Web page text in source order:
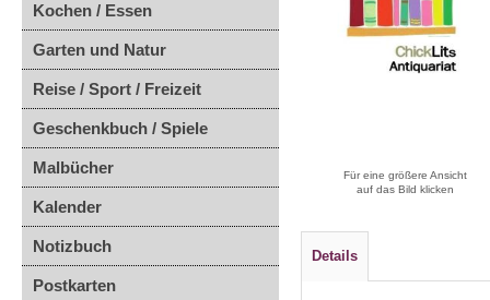
Kochen / Essen
Garten und Natur
Reise / Sport / Freizeit
Geschenkbuch / Spiele
Malbücher
Kalender
Notizbuch
Postkarten
Für eine größere Ansicht
auf das Bild klicken
Details